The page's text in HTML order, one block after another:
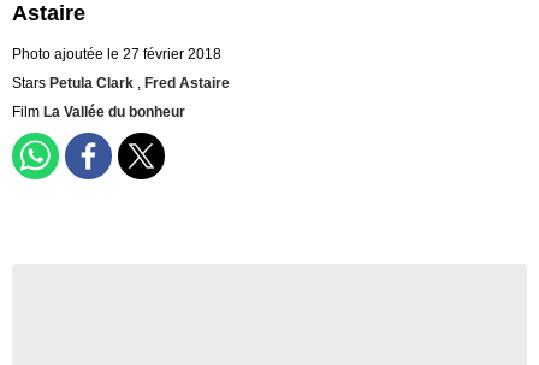
Astaire
Photo ajoutée le 27 février 2018
Stars Petula Clark , Fred Astaire
Film La Vallée du bonheur